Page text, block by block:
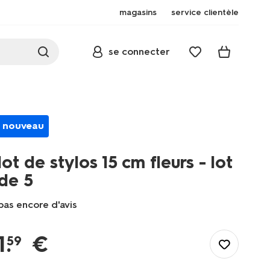
magasins service clientèle
se connecter
nouveau
de stylos 15 cm fleurs - lot
5
encore d'avis
.
59 €